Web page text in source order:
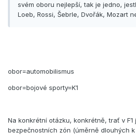
svém oboru nejlepší, tak je jedno,
Loeb, Rossi, Šebrle, Dvořák, Mozart
obor=automobilismus
obor=bojové sporty=K1
Na konkrétní otázku, konkrétně, trať v
bezpečnostních zón (úměrně dlouhých